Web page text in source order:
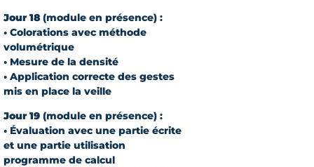
Jour 18 (module en présence) :
• Colorations avec méthode
volumétrique
• Mesure de la densité
• Application correcte des gestes
mis en place la veille
Jour 19 (module en présence) :
• Évaluation avec une partie écrite
et une partie utilisation
programme de calcul